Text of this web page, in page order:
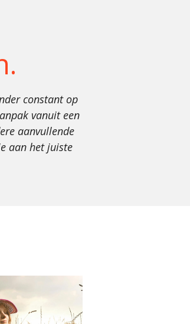
constant op
vanuit een
aanvullende
aan het juiste